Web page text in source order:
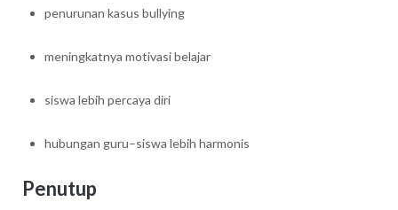
penurunan kasus bullying
meningkatnya motivasi belajar
siswa lebih percaya diri
hubungan guru–siswa lebih harmonis
Penutup